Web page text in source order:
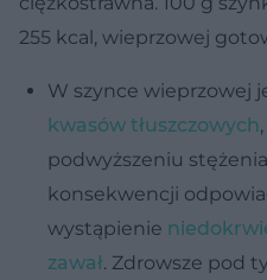
255 kcal, wieprzowej
W szynce wieprzowej
kwasów tłuszczowych
podwyższeniu stężenia
konsekwencji
wystąpienie
zawał. Zdrowsze pod